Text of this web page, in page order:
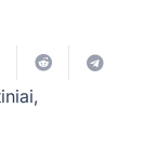
,